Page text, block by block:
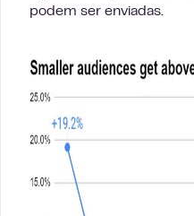
podem ser enviadas.